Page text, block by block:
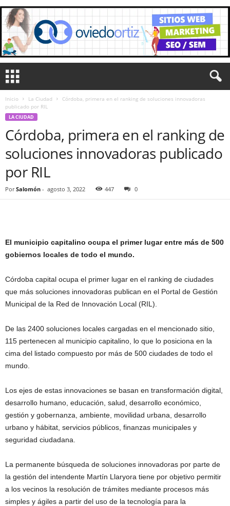
Inicio La Ciudad
Córdoba, primera en el ranking de soluciones innovadoras
publicado por RIL
LA CIUDAD
Córdoba, primera en el ranking de
soluciones innovadoras publicado
por RIL
Por Salomón - agosto 3, 2022 447 0
El municipio capitalino ocupa el primer lugar entre más de 500
gobiernos locales de todo el mundo.
Córdoba capital ocupa el primer lugar en el ranking de ciudades
que más soluciones innovadoras publican en el Portal de Gestión
Municipal de la Red de Innovación Local (RIL).
De las 2400 soluciones locales cargadas en el mencionado sitio,
115 pertenecen al municipio capitalino, lo que lo posiciona en la
cima del listado compuesto por más de 500 ciudades de todo el
mundo.
Los ejes de estas innovaciones se basan en transformación digital,
desarrollo humano, educación, salud, desarrollo económico,
gestión y gobernanza, ambiente, movilidad urbana, desarrollo
urbano y hábitat, servicios públicos, finanzas municipales y
seguridad ciudadana.
La permanente búsqueda de soluciones innovadoras por parte de
la gestión del intendente Martín Llaryora tiene por objetivo permitir
a los vecinos la resolución de trámites mediante procesos más
simples y ágiles a partir del uso de la tecnología para la